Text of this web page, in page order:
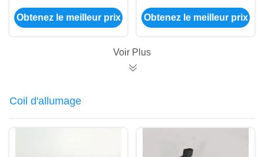
équipé d'un système
d'aération de
équipé d'un système
Obtenez le meilleur prix
pollution
atmosphérique est
Obtenez le meilleur prix
Voir Plus
Coil d'allumage